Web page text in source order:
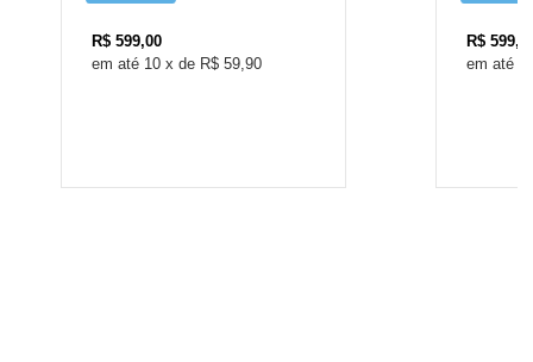
R$ 599,00
10 x de R$ 59,90
R$